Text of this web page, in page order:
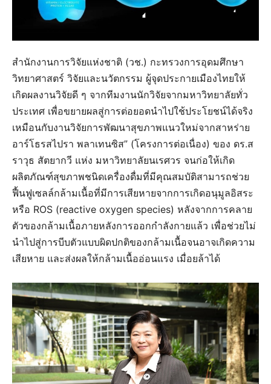
สำนักงานการวิจัยแห่งชาติ (วช.) กะทรวงการอุดมศึกษา
วิทยาศาสตร์ วิจัยและนวัตกรรม ผู้จุดประกายเมืองไทยให้
เกิดผลงานวิจัยดี ๆ จากทีมงานนักวิจัยจากมหาวิทยาลัยทั่ว
ประเทศ เพื่อขยายผลสู่การต่อยอดนำไปใช้ประโยชน์ได้จริง
เหมือนกับงานวิจัยการพัฒนาสุขภาพแนวใหม่จากสาหร่าย
อาร์โธรสไปรา พลาเทนซิส” (โครงการต่อเนื่อง) ของ ดร.ส
ราวุธ สัตยากวี แห่ง มหาวิทยาลัยนเรศวร จนก่อให้เกิด
ผลิตภัณฑ์สุขภาพชนิดเครื่องดื่มที่มีคุณสมบัติสามารถช่วย
ฟื้นฟูเซลล์กล้ามเนื้อที่มีการเสียหายจากการเกิดอนุมูลอิสระ
หรือ ROS (reactive oxygen species) หลังจากการคลาย
ตัวของกล้ามเนื้อภายหลังการออกกำลังกายแล้ว เพื่อช่วยไม่
นำไปสู่การบีบตัวแบบผิดปกติของกล้ามเนื้อจนอาจเกิดความ
เสียหาย และส่งผลให้กล้ามเนื้ออ่อนแรง เมื่อยล้าได้